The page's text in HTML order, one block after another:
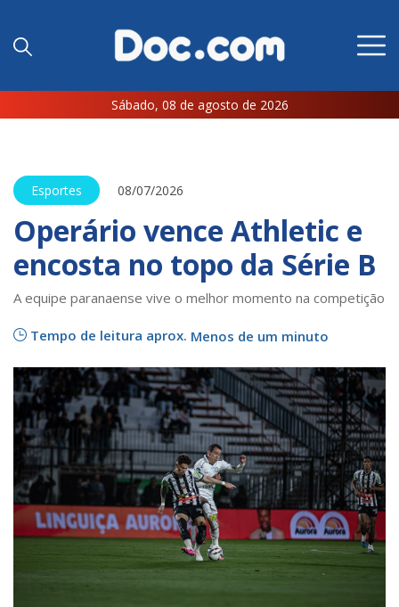
Sábado, 08 de agosto de 2026
Esportes 08/07/2026
Operário vence Athletic e
encosta no topo da Série B
A equipe paranaense vive o melhor momento na competição
Tempo de leitura aprox. Menos de um minuto